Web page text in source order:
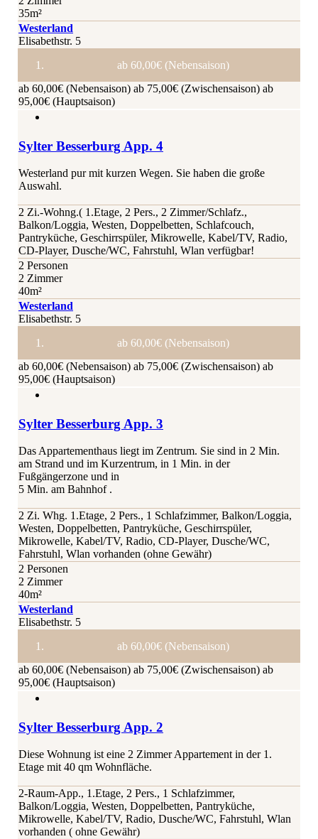
35m²
Westerland
Elisabethstr. 5
ab 60,00€ (Nebensaison)
ab 60,00€ (Nebensaison) ab 75,00€ (Zwischensaison) ab
95,00€ (Hauptsaison)
Sylter Besserburg App. 4
Westerland pur mit kurzen Wegen. Sie haben die große
Auswahl.
2 Zi.-Wohng.( 1.Etage, 2 Pers., 2 Zimmer/Schlafz.,
Balkon/Loggia, Westen, Doppelbetten, Schlafcouch,
Pantryküche, Geschirrspüler, Mikrowelle, Kabel/TV, Radio,
CD-Player, Dusche/WC, Fahrstuhl, Wlan verfügbar!
2 Personen
2 Zimmer
40m²
Westerland
Elisabethstr. 5
ab 60,00€ (Nebensaison)
ab 60,00€ (Nebensaison) ab 75,00€ (Zwischensaison) ab
95,00€ (Hauptsaison)
Sylter Besserburg App. 3
Das Appartementhaus liegt im Zentrum. Sie sind in 2 Min.
am Strand und im Kurzentrum, in 1 Min. in der
Fußgängerzone und in
5 Min. am Bahnhof .
2 Zi. Whg. 1.Etage, 2 Pers., 1 Schlafzimmer, Balkon/Loggia,
Westen, Doppelbetten, Pantryküche, Geschirrspüler,
Mikrowelle, Kabel/TV, Radio, CD-Player, Dusche/WC,
Fahrstuhl, Wlan vorhanden (ohne Gewähr)
2 Personen
2 Zimmer
40m²
Westerland
Elisabethstr. 5
ab 60,00€ (Nebensaison)
ab 60,00€ (Nebensaison) ab 75,00€ (Zwischensaison) ab
95,00€ (Hauptsaison)
Sylter Besserburg App. 2
Diese Wohnung ist eine 2 Zimmer Appartement in der 1.
Etage mit 40 qm Wohnfläche.
2-Raum-App., 1.Etage, 2 Pers., 1 Schlafzimmer,
Balkon/Loggia, Westen, Doppelbetten, Pantryküche,
Mikrowelle, Kabel/TV, Radio, Dusche/WC, Fahrstuhl, Wlan
vorhanden ( ohne Gewähr)